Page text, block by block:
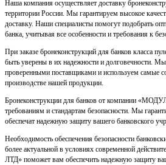
Наша компания осуществляет доставку
территории России. Мы гарантируем высокое
доставку. Наши специалисты помогут подобрать
банка, учитывая все особенности и требования к
При заказе бронеконструкций для банков класса
быть уверены в их надежности и долговечности. Мы
проверенными поставщиками и используем самые
производстве нашей продукции.
Бронеконструкции для банков от компании
требованиям и стандартам безопасности. Мы
обеспечат надежную защиту вашего банковского
Необходимость обеспечения безопасности
более актуальной в условиях современной
ЛТД» поможет вам обеспечить надежную защиту